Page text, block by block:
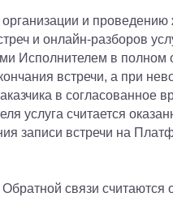
организации и
и онлайн-разборов
Исполнителем в полном
встречи, а при
в согласованное
услуга считается
записи встречи на
Обратной связи считаются